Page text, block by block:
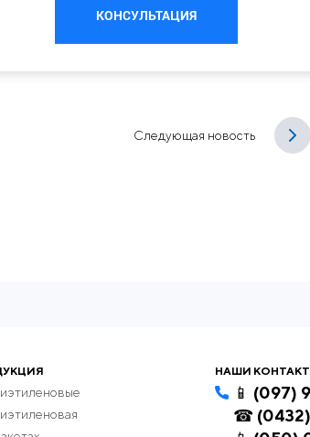
КОНСУЛЬТАЦИЯ
Следующая новость
НАШИ
📱 (097)
☎